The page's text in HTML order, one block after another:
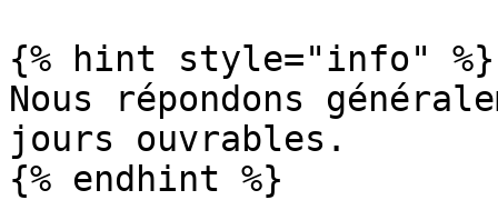
{% hint style="info" %}
Nous répondons
jours ouvrables.
{% endhint %}